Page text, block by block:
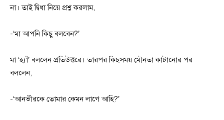
না। তাই দ্বিধা নিয়ে প্রশ্ন করলাম,
-‘মা আপনি কিছু বলবেন?’
মা ‘হ্যাঁ’ বললেন প্রতিউত্তরে। তারপর কিছসময় মৌনতা কাটানোর পর
বললেন,
-‘আনভীরকে তোমার কেমন লাগে আহি?’